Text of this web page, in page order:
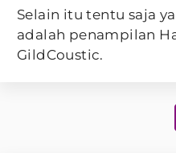
Selain itu tentu saja
adalah penampilan
GildCoustic.